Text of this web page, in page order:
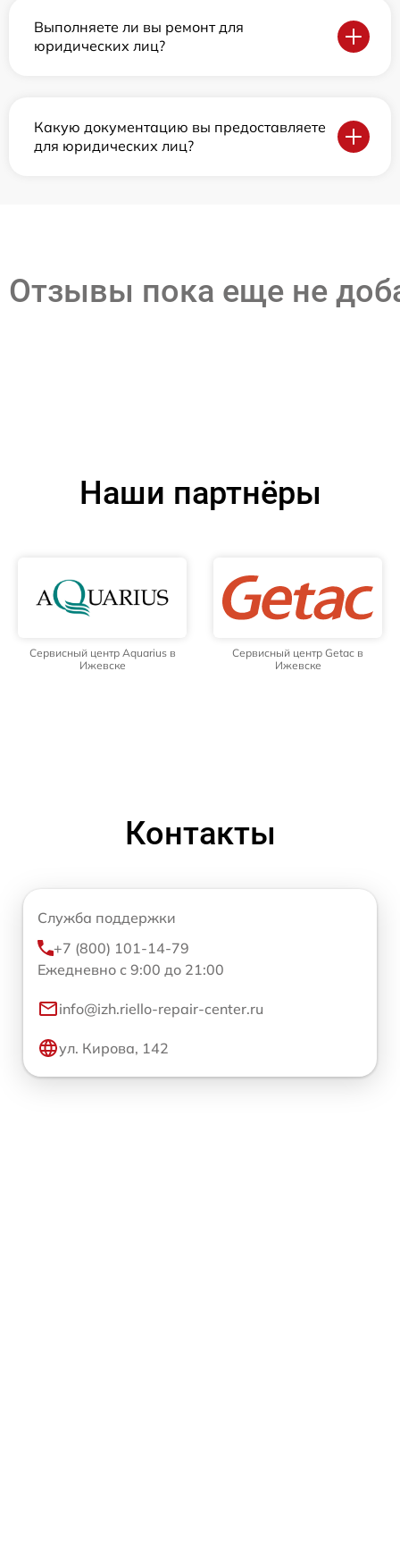
Выполняете ли вы ремонт для
юридических лиц?
Какую документацию вы предоставляете
для юридических лиц?
Отзывы пока еще не
Наши партнёры
Сервисный центр Aquarius в
Ижевске
Сервисный центр Getac в
Ижевске
Контакты
Служба поддержки
+7 (800) 101-14-79
Ежедневно с 9:00 до 21:00
info@izh.riello-repair-center.ru
ул. Кирова, 142